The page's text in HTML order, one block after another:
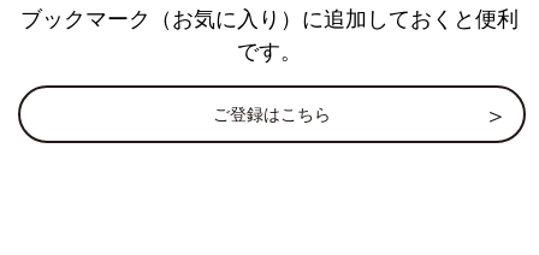
ブックマーク（お気に入り）に追加しておくと便利
です。
ご登録はこちら